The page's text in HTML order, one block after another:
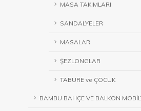
MASA TAKIMLARI
SANDALYELER
MASALAR
ŞEZLONGLAR
TABURE ve ÇOCUK
BAMBU BAHÇE VE BALKON